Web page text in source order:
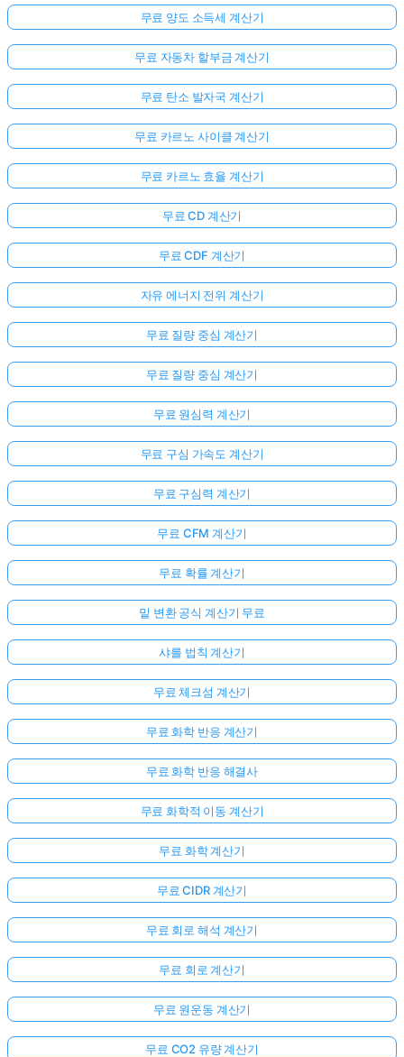
무료 양도 소득세 계산기
무료 자동차 할부금 계산기
무료 탄소 발자국 계산기
무료 카르노 사이클 계산기
무료 카르노 효율 계산기
무료 CD 계산기
무료 CDF 계산기
자유 에너지 전위 계산기
무료 질량 중심 계산기
무료 질량 중심 계산기
무료 원심력 계산기
무료 구심 가속도 계산기
무료 구심력 계산기
무료 CFM 계산기
무료 확률 계산기
밑 변환 공식 계산기 무료
샤를 법칙 계산기
무료 체크섬 계산기
무료 화학 반응 계산기
무료 화학 반응 해결사
무료 화학적 이동 계산기
무료 화학 계산기
무료 CIDR 계산기
무료 회로 해석 계산기
무료 회로 계산기
무료 원운동 계산기
무료 CO2 유량 계산기